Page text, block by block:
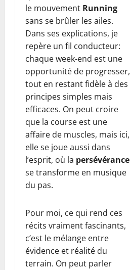
le mouvement Running
sans se brûler les ailes.
Dans ses explications, je
repère un fil conducteur:
chaque week-end est une
opportunité de progresser,
tout en restant fidèle à des
principes simples mais
efficaces. On peut croire
que la course est une
affaire de muscles, mais ici,
elle se joue aussi dans
l’esprit, où la persévérance
se transforme en musique
du pas.
Pour moi, ce qui rend ces
récits vraiment fascinants,
c’est le mélange entre
évidence et réalité du
terrain. On peut parler